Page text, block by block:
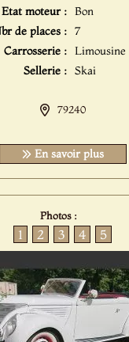
Etat moteur : Bon
de places : 7
Carrosserie : Limousine
Sellerie : Skai
79240
En savoir plus
Photos :
1 2 3 4 5